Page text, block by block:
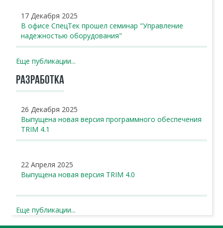
17 Декабря 2025
В офисе СпецТек прошел семинар "Управление
надежностью оборудования"
Еще публикации...
РАЗРАБОТКА
26 Декабря 2025
Выпущена новая версия программного обеспечения
TRIM 4.1
22 Апреля 2025
Выпущена новая версия TRIM 4.0
Еще публикации...